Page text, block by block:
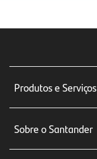
Produtos e Serviços
Sobre o Santander